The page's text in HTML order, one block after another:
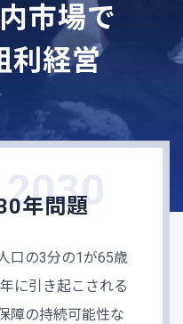
市場で
利経営
年問題
口の3分の1が65歳
に引き起こされる
障の持続可能性な